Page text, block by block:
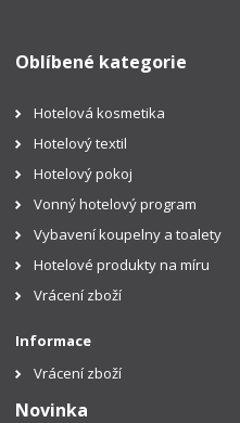
Oblíbené kategorie
Hotelová kosmetika
Hotelový textil
Hotelový pokoj
Vonný hotelový program
Vybavení koupelny a toalety
Hotelové produkty na míru
Vrácení zboží
Informace
Vrácení zboží
Novinka